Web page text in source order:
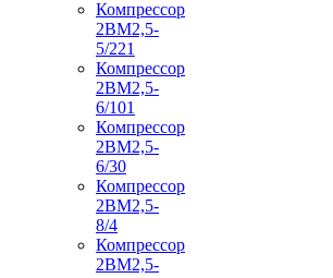
Компрессор
2ВМ2,5-
5/221
Компрессор
2ВМ2,5-
6/101
Компрессор
2ВМ2,5-
6/30
Компрессор
2ВМ2,5-
8/4
Компрессор
2ВМ2,5-